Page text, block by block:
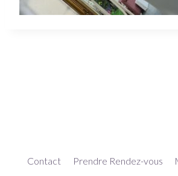
Contact Prendre Rendez-vous